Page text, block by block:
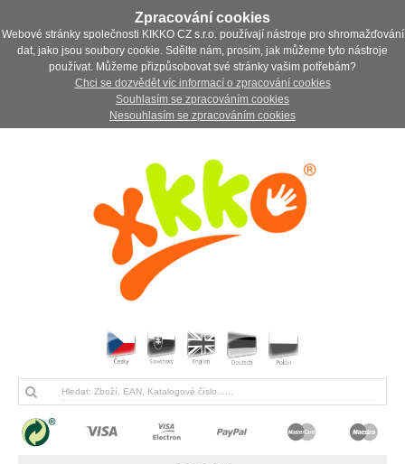
Zpracování cookies
Webové stránky společnosti KIKKO CZ s.r.o. používají nástroje pro shromažďování
dat, jako jsou soubory cookie. Sdělte nám, prosím, jak můžeme tyto nástroje
používat. Můžeme přizpůsobovat své stránky vašim potřebám?
Chci se dozvědět víc informací o zpracování cookies
Souhlasím se zpracováním cookies
Nesouhlasím se zpracováním cookies